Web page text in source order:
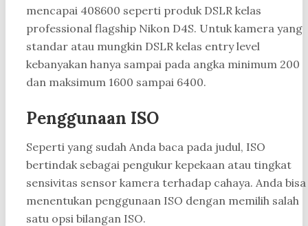
mencapai 408600 seperti produk DSLR kelas
professional flagship Nikon D4S. Untuk kamera yang
standar atau mungkin DSLR kelas entry level
kebanyakan hanya sampai pada angka minimum 200
dan maksimum 1600 sampai 6400.
Penggunaan ISO
Seperti yang sudah Anda baca pada judul, ISO
bertindak sebagai pengukur kepekaan atau tingkat
sensivitas sensor kamera terhadap cahaya. Anda bisa
menentukan penggunaan ISO dengan memilih salah
satu opsi bilangan ISO.